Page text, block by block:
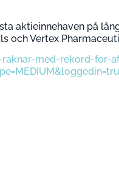
aktieinnehaven på
och Vertex
med-rekord-for-